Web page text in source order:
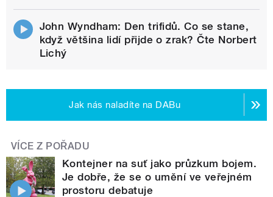
John Wyndham: Den trifidů. Co se stane,
když většina lidí přijde o zrak? Čte Norbert
Lichý
Jak nás naladíte na DABu
VÍCE Z POŘADU
Kontejner na suť jako průzkum bojem.
Je dobře, že se o umění ve veřejném
prostoru debatuje